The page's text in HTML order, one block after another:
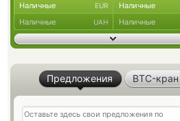
Наличные EUR Наличные
Наличные UAH Наличные
Предложения BTC-кран